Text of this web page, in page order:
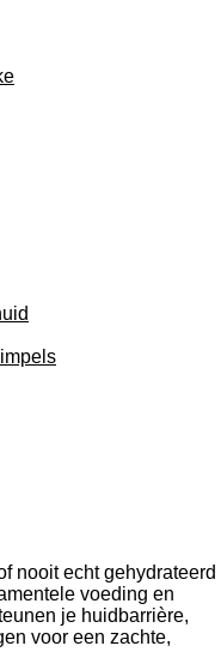
nooit echt gehydrateerd
voeding en
je huidbarrière,
voor een zachte,